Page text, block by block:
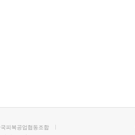
피복공업협동조합